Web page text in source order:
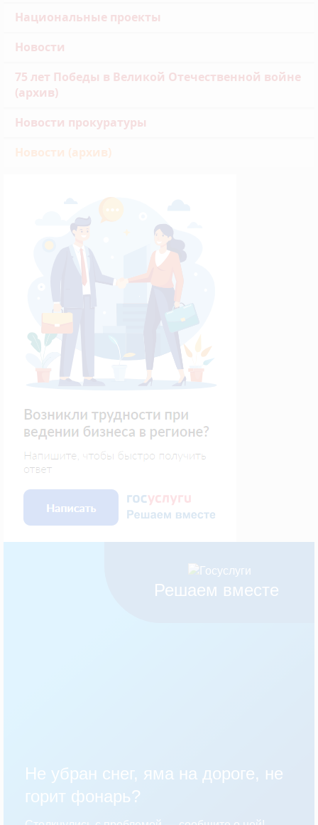
Национальные проекты
Новости
75 лет Победы в Великой Отечественной войне
(архив)
Новости прокуратуры
Новости (архив)
Решаем вместе
Не убран снег, яма на дороге, не
горит фонарь?